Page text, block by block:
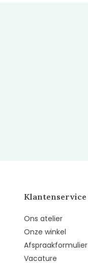
Klantenservice
Ons atelier
Onze winkel
Afspraakformulier
Vacature